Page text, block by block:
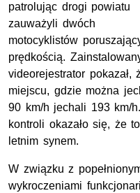
patrolując drogi powiatu
zauważyli dwóch
motocyklistów
prędkością.
videorejestrator
miejscu, gdzie można
90 km/h jechali 193 km/
kontroli okazało się, że
letnim synem.
W związku z
wykroczeniami